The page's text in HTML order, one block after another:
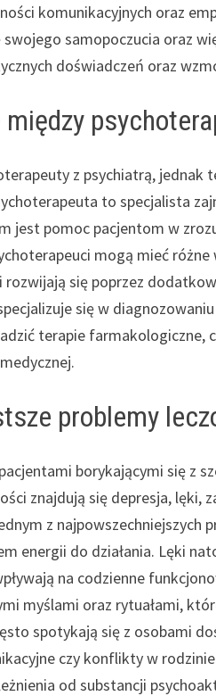
komunikacyjnych oraz
samopoczucia oraz
doświadczeń oraz
z psychiatrą, jednak
to specjalista
jest pomoc pacjentom w
mogą mieć
rozwijają się poprzez
się w
terapie farmakologiczne,
problemy
borykającymi się z
znajdują się depresja, lęki,
z
energii do działania. Lęki
na codzienne
myślami oraz rytuałami,
spotykają się z osobami
czy konflikty w
od substancji